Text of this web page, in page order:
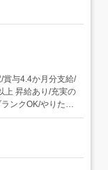
賞与4.4か月分支給/
上 昇給あり/充実の
ンクOK/やりたい
士のお仕事
育園です こちらの